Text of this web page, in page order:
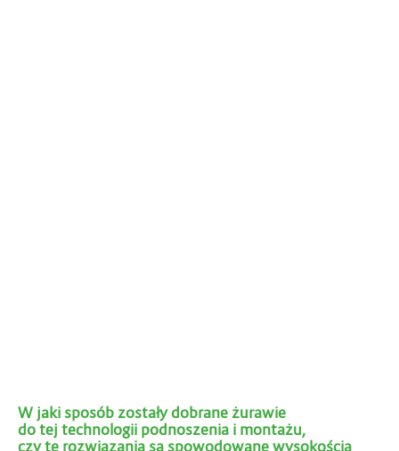
W jaki sposób zostały dobrane żurawie
do tej technologii podnoszenia i montażu,
czy te rozwiązania są spowodowane wysokością